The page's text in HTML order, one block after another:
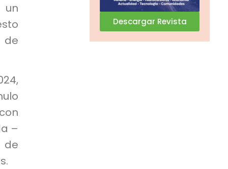
–
de
Descargar Revista